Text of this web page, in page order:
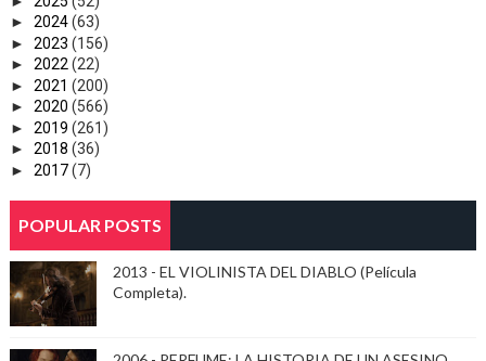
► 2024(63)
► 2023 (156)
► 2022 (22)
► 2021 (200)
► 2020 (566)
► 2019 (261)
► 2018 (36)
► 2017(7)
POPULAR POSTS
2013 - EL VIOLINISTA DEL DIABLO (Película
Completa).